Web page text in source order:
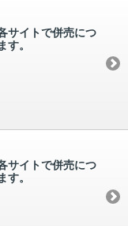
サイトで併売につ
す。
サイトで併売につ
す。